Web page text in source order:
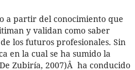
a partir del conocimiento que
y validan como saber
los futuros profesionales. Sin
en la cual se ha sumido la
Zubiría, 2007)Â ha conducido